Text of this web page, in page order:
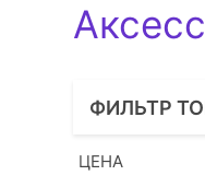
ФИЛЬТР
ЦЕНА